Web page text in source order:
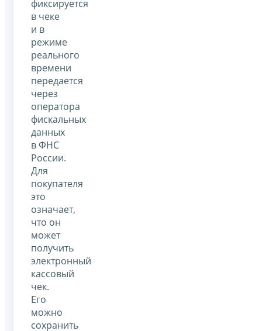
фиксируется
в чеке
и в
режиме
реального
времени
передается
через
оператора
фискальных
данных
в ФНС
России.
Для
покупателя
это
означает,
что он
может
получить
электронный
кассовый
чек.
Его
можно
сохранить